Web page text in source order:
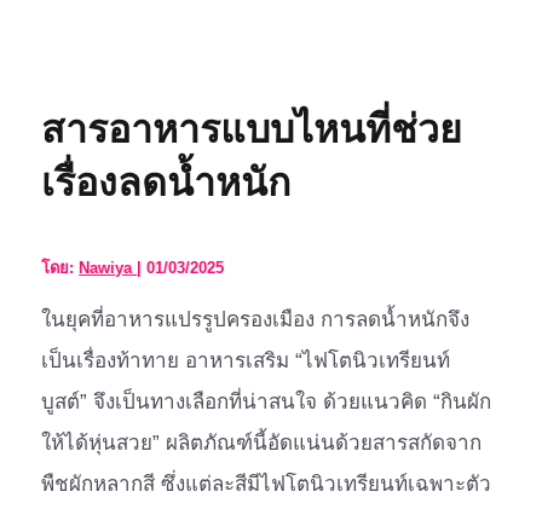
สารอาหารแบบไหนที่ช่วย
เรื่องลดน้ำหนัก
โดย:Nawiya |01/03/2025
ในยุคที่อาหารแปรรูปครองเมือง การลดน้ำหนักจึง
เป็นเรื่องท้าทาย อาหารเสริม “ไฟโตนิวเทรียนท์
บูสต์” จึงเป็นทางเลือกที่น่าสนใจ ด้วยแนวคิด “กินผัก
ให้ได้หุ่นสวย” ผลิตภัณฑ์นี้อัดแน่นด้วยสารสกัดจาก
พืชผักหลากสี ซึ่งแต่ละสีมีไฟโตนิวเทรียนท์เฉพาะตัว